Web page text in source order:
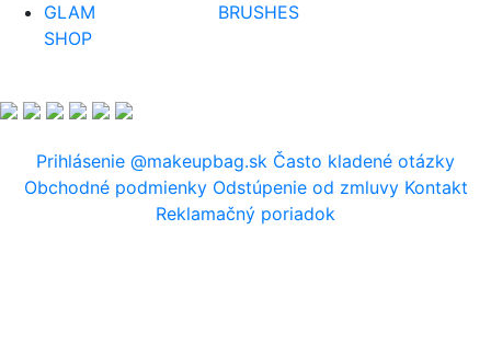
GLAM
SHOP
BRUSHES
Prihlásenie @makeupbag.sk Často kladené otázky
Obchodné podmienky Odstúpenie od zmluvy Kontakt
Reklamačný poriadok